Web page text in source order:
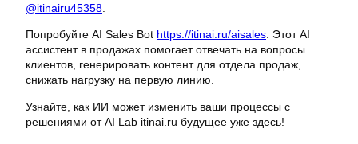
@itinairu45358
Попробуйте AI Sales Bot https://itinai.ru/aisales. Этот AI
ассистент в продажах помогает отвечать на вопросы
клиентов, генерировать контент для отдела продаж,
снижать нагрузку на первую линию.
Узнайте, как ИИ может изменить ваши процессы с
решениями от AI Lab itinai.ru будущее уже здесь!